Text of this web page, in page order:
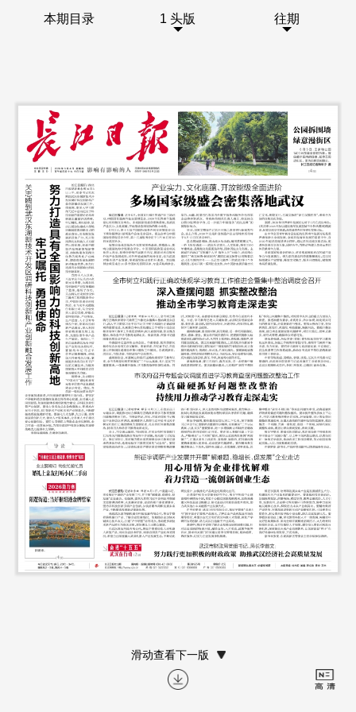
滑动查看下一版
本期目录 1 头版 往期